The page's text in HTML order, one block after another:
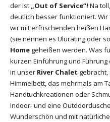
der ist „Out of Service“! Na
deutlich besser funktioniert.
wir mit erfrischenden heißen
(sie nennen es Ulurating oder
Home geheißen werden. Was
kurzen Einführung und
in unser River Chalet gebracht,
Himmelbett, das mehrmals am
Handtuchkreationen oder
Indoor- und eine
Wunderschön und mit